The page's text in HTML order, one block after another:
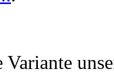
Variante